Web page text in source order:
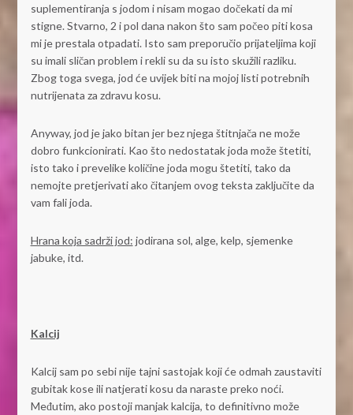
suplementiranja s jodom i nisam mogao dočekati da mi
stigne. Stvarno, 2 i pol dana nakon što sam počeo piti kosa
mi je prestala otpadati. Isto sam preporučio prijateljima koji
su imali sličan problem i rekli su da su isto skužili razliku.
Zbog toga svega, jod će uvijek biti na mojoj listi potrebnih
nutrijenata za zdravu kosu.
Anyway, jod je jako bitan jer bez njega štitnjača ne može
dobro funkcionirati. Kao što nedostatak joda može štetiti,
isto tako i prevelike količine joda mogu štetiti, tako da
nemojte pretjerivati ako čitanjem ovog teksta zaključite da
vam fali joda.
Hrana koja sadrži jod: jodirana sol, alge, kelp, sjemenke
jabuke, itd.
Kalcij
Kalcij sam po sebi nije tajni sastojak koji će odmah zaustaviti
gubitak kose ili natjerati kosu da naraste preko noći.
Međutim, ako postoji manjak kalcija, to definitivno može